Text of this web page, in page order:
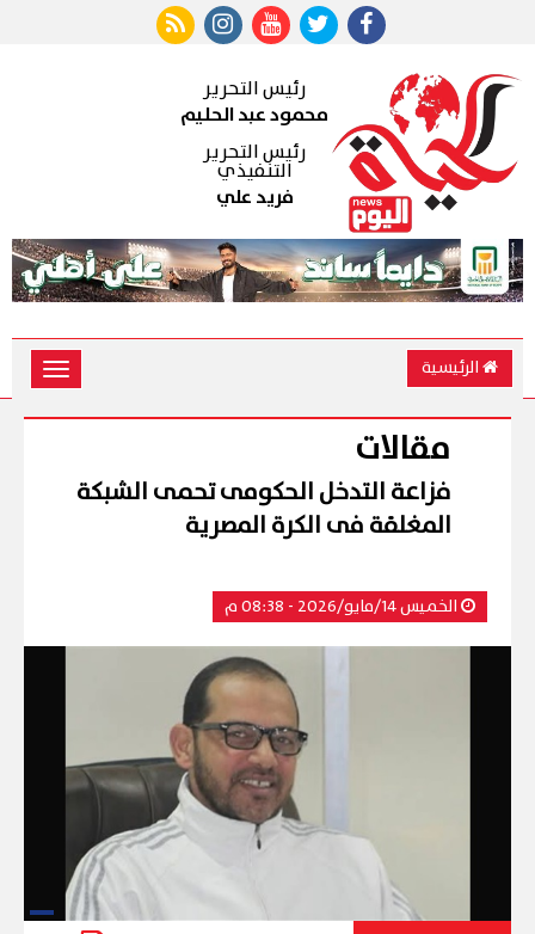
رئيس التحرير
محمود عبد الحليم
رئيس التحرير
التنفيذي
فريد علي
الرئيسية
Toggle
مقالات
فزاعة التدخل الحكومى تحمى الشبكة
المغلقة فى الكرة المصرية
الخميس 14/مايو/2026 - 08:38 م